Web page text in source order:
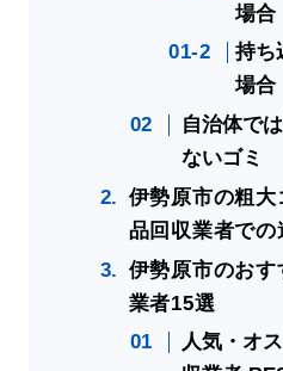
場合
持ち
場合
自治体で
ないゴミ
伊勢原市の粗大
品回収業者での
伊勢原市のおす
業者15選
人気・オ